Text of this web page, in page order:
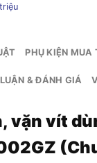
PHỤ KIỆN MUA
& ĐÁNH GIÁ
vặn vít